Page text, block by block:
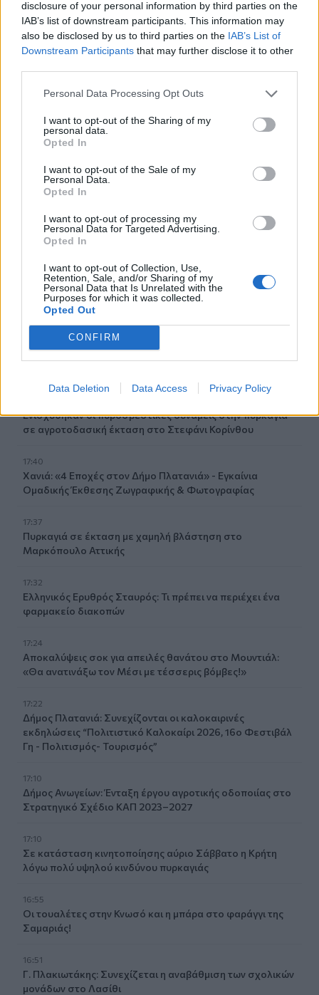
disclosure of your personal information by third parties on the
IAB’s list of downstream participants. This information may
also be disclosed by us to third parties on the IAB’s List of
Downstream Participants that may further disclose it to other
Personal Data Processing Opt Outs
I want to opt-out of the Sharing of my
personal data.
Opted In
I want to opt-out of the Sale of my
Personal Data.
Opted In
I want to opt-out of processing my
Personal Data for Targeted Advertising.
Opted In
I want to opt-out of Collection, Use,
Retention, Sale, and/or Sharing of my
Personal Data that Is Unrelated with the
Purposes for which it was collected.
Opted Out
CONFIRM
Data Deletion Data Access Privacy Policy
Οροπέδιο Λασιθίου: Στην τελική ευθεία για τους 45ους
Δικταίους Αγώνες
18:30
18:26
ξερά εδάφη και ποτάμια σε ιστορικά χαμηλά επίπεδα
Τι είναι το «Papara» που έγινε viral στη μεταγραφή του
Σαλάχ στην Τουρκία
18:09
ΕΛ.ΑΣ Κρήτη: Ποιοι αξιωματικοί προήχθησαν - Όλα τα
ονόματα
18:06
Δήμας για ΒΟΑΚ: "Προτεραιότητα τα έργα οδικής
ασφάλειας"- Δείτε βίντεο
ΚΚΕ: Αποκομμένη από την πραγματικότητα η κυβέρνηση,
Ενισχύθηκαν οι πυροσβεστικές δυνάμεις στην πυρκαγιά
σε αγροτοδασική έκταση στο Στεφάνι Κορίνθου
17:40
Χανιά: «4 Εποχές στον Δήμο Πλατανιά» - Εγκαίνια
Ομαδικής Έκθεσης Ζωγραφικής & Φωτογραφίας
17:37
Πυρκαγιά σε έκταση με χαμηλή βλάστηση στο
Μαρκόπουλο Αττικής
17:32
Ελληνικός Ερυθρός Σταυρός: Τι πρέπει να περιέχει ένα
φαρμακείο διακοπών
17:24
Aποκαλύψεις σοκ για απειλές θανάτου στο Μουντιάλ:
«Θα ανατινάξω τον Μέσι με τέσσερις βόμβες!»
17:22
Δήμος Πλατανιά: Συνεχίζονται οι καλοκαιρινές
εκδηλώσεις “Πολιτιστικό Καλοκαίρι 2026, 16ο Φεστιβάλ
Γη - Πολιτισμός- Τουρισμός”
17:10
Δήμος Ανωγείων: Ένταξη έργου αγροτικής οδοποιίας στο
Στρατηγικό Σχέδιο ΚΑΠ 2023–2027
17:10
Σε κατάσταση κινητοποίησης αύριο Σάββατο η Κρήτη
λόγω πολύ υψηλού κινδύνου πυρκαγιάς
16:55
Οι τουαλέτες στην Κνωσό και η μπάρα στο φαράγγι της
Σαμαριάς!
16:51
Γ. Πλακιωτάκης: Συνεχίζεται η αναβάθμιση των σχολικών
μονάδων στο Λασίθι